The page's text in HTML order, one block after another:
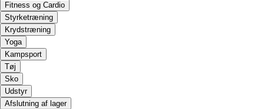
Fitness og Cardio
Styrketræning
Krydstræning
Yoga
Kampsport
Tøj
Sko
Udstyr
Afslutning af lager